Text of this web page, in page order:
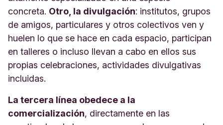
concreta. Otro, la divulgación: institutos, grupos
de amigos, particulares y otros colectivos ven y
huelen lo que se hace en cada espacio, participan
en talleres o incluso llevan a cabo en ellos sus
propias celebraciones, actividades divulgativas
incluidas.
La tercera línea obedece a la
comercialización, directamente en las